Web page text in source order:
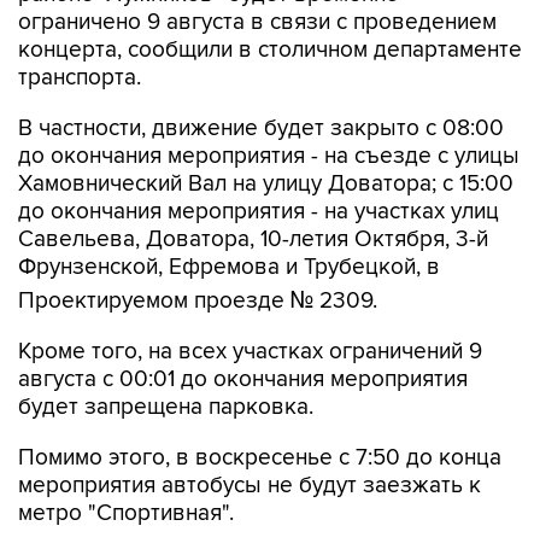
ограничено 9 августа в связи с проведением
концерта, сообщили в столичном департаменте
транспорта.
В частности, движение будет закрыто с 08:00
до окончания мероприятия - на съезде с улицы
Хамовнический Вал на улицу Доватора; с 15:00
до окончания мероприятия - на участках улиц
Савельева, Доватора, 10-летия Октября, 3-й
Фрунзенской, Ефремова и Трубецкой, в
Проектируемом проезде № 2309.
Кроме того, на всех участках ограничений 9
августа с 00:01 до окончания мероприятия
будет запрещена парковка.
Помимо этого, в воскресенье с 7:50 до конца
мероприятия автобусы не будут заезжать к
метро "Спортивная".